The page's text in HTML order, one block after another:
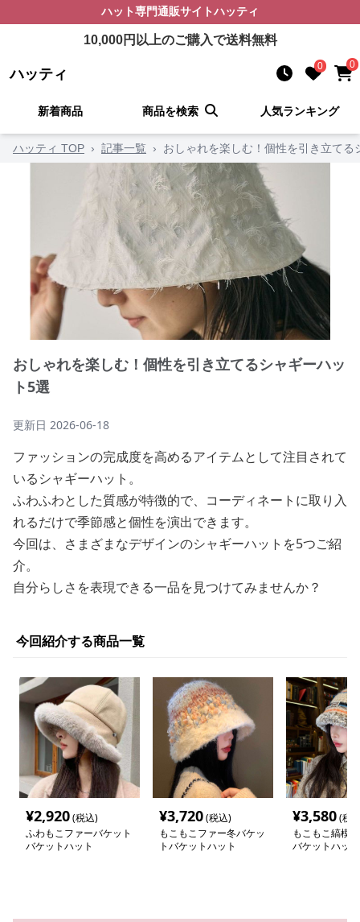
ハット専門通販サイトハッティ
10,000円以上のご購入で送料無料
ハッティ 0 0
新着商品 商品を検索 人気ランキング
ハッティ TOP › 記事一覧 › おしゃれを楽しむ！個性を引き立てる
おしゃれを楽しむ！個性を引き立てるシャギーハッ
ト5選
更新日 2026-06-18
ファッションの完成度を高めるアイテムとして注目されて
いるシャギーハット。
ふわふわとした質感が特徴的で、コーディネートに取り入
れるだけで季節感と個性を演出できます。
今回は、さまざまなデザインのシャギーハットを5つご紹
介。
自分らしさを表現できる一品を見つけてみませんか？
今回紹介する商品一覧
¥2,920(税込)
ふわもこファーバケット
バケットハット
¥3,720(税込)
もこもこファー冬バケッ
トバケットハット
¥3,580(税
もこもこ縞模
バケットハット